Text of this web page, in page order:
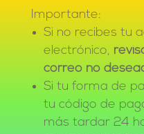
Importante:
Si no recibes tu
electrónico,
correo no
Si tu forma de
tu código de
más tardar 24